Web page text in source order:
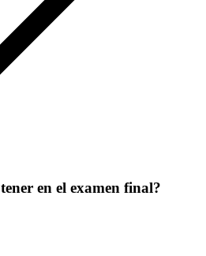
en el examen final?